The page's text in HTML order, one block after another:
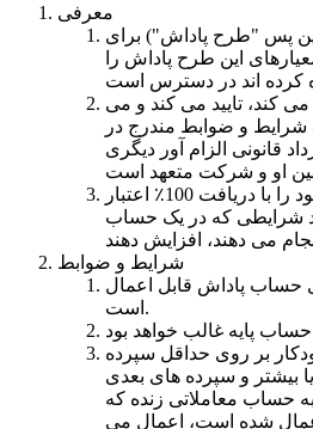
معرفی
100% (از این پس "طرح پاداش") برای
این طرح پاداش را
می کند، تایید می کند و می
شرایط و ضوابط مندرج در
قانونی الزام آور دیگری
مشتریان می توانند اهرم خود را با دریافت 100٪ اعتبار
شرایطی که در یک حساب
شرایط و ضوابط
حساب پاداش قابل اعمال
است.
بر روی حداقل سپرده
از 500 دلار یا بیشتر و سپرده های بعدی
به حساب معاملاتی زنده که
شده است، اعمال می